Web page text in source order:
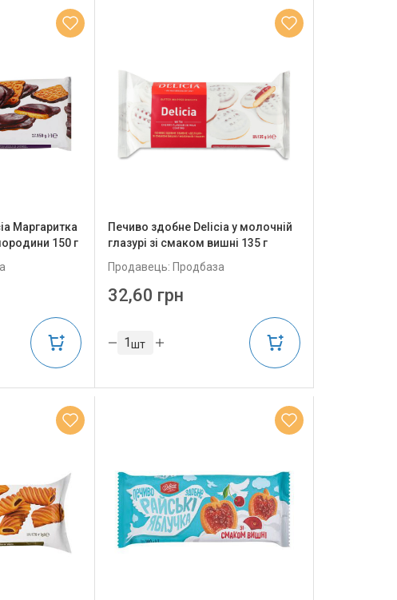
Маргаритка
150 г
Печиво здобне Delicia у молочній
глазурі зі смаком вишні 135 г
Продавець: Продбаза
32,60 грн
шт